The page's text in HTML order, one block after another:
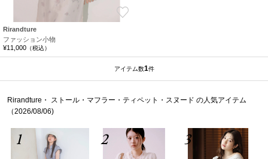
Rirandture
ファッション小物
¥11,000 （税込）
アイテム数1件
Rirandture・ ストール・マフラー・ティペット・スヌード の人気アイテム
（2026/08/06)
1 2 3